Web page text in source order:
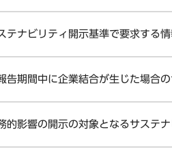
テナビリティ開示基準で要求する
告期間中に企業結合が生じた場合
的影響の開示の対象となるサステ